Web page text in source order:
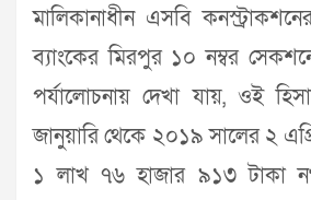
মালিকানাধীন এসবি
ব্যাংকের মিরপুর ১০ নম্বর
পর্যালোচনায় দেখা যায়, ওই
জানুয়ারি থেকে ২০১৯ সালের ২
১ লাখ ৭৬ হাজার ৯১৩ টাকা